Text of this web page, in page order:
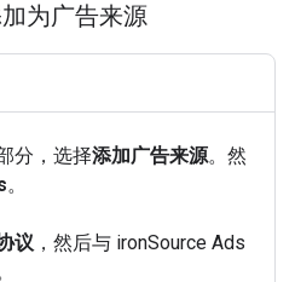
为广告来源
分，选择添加广告来源。然
。
议 ，然后与 ironSource Ads